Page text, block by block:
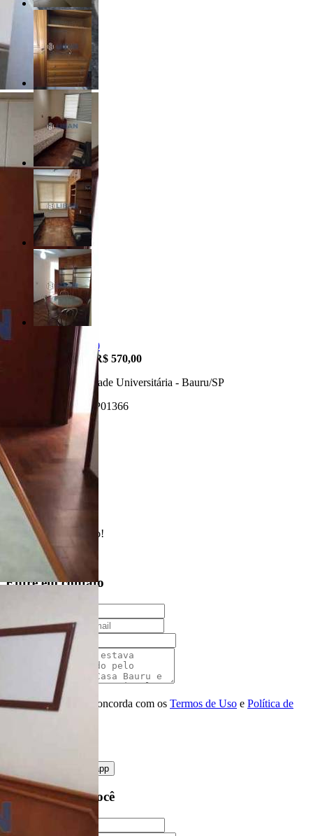
R$ 270.000,00
Condomínio:
R$ 570,00
Vila Nova Cidade Universitária - Bauru/SP
Referência: AP01366
2 Quartos
2 Banheiros
1 Vaga
68.00 m²
Realizado
Enviado com sucesso!
Entre em contato
E-mail
Telefone
Ao ENVIAR você concorda com os Termos de Uso e Política de
Privacidade
whatsapp
Ligamos para você